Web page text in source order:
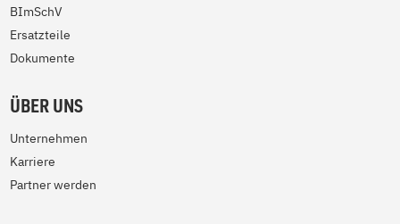
BImSchV
Ersatzteile
Dokumente
ÜBER UNS
Unternehmen
Karriere
Partner werden